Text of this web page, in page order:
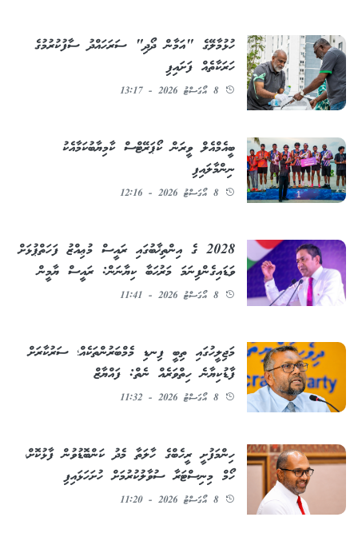
ހުޅުމާލޭގެ "އަމާން ދޯދި" ސަރަހައްދު ސާފުކުރުމުގެ
ހަރަކާތެއް ފަށައިފި
8 އޯގަސްޓު 2026 - 13:17
ބީއެމްއެލް ވީރަން ކޯޕަރޭޓްސް ކާމިޔާބުކަމާއެކު
ނިންމާލައިފި
8 އޯގަސްޓު 2026 - 12:16
2028 ގެ އިންތިޚާބުގައި ރައީސް މުޢިއްޒު ފަހަތްޕުޅަށް
ވަޑައިގެންފިނަމަ މަރުޙަބާ ކިޔާނަން: ރައީސް ޔާމީން
8 އޯގަސްޓު 2026 - 11:41
މަޖިލީހުގައި ތިބީ ފިނޑި މެމްބަރުންތަކެއް؛ ސަރުކާރަށް
ފާޑުކިޔާނެ ހިތްވަރެއް ނެތް: ފައްޔާޒް
8 އޯގަސްޓު 2026 - 11:32
ހިންމަފުށީ ރީހެބްގެ ހާލަތާ މެދު ކަންބޮޑުވުން ފާޅުކޮށް،
ހޯމް މިނިސްޓަރާ ސުވާލުކުރުމަށް ހުށަހަޅައިފި
8 އޯގަސްޓު 2026 - 11:20